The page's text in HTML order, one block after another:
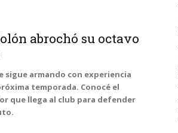
abrochó su octavo
sigue armando con experiencia
temporada. Conocé el
que llega al club para defender